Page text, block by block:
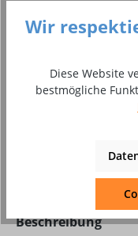
Stück
Produktnummer:
Beschreibung
Wir
Diese Website
bestmögliche